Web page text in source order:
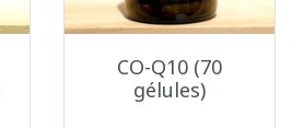
CO-Q10 (70
gélules)